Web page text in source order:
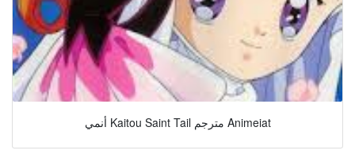
أنمي Kaitou Saint Tail مترجم Animeiat